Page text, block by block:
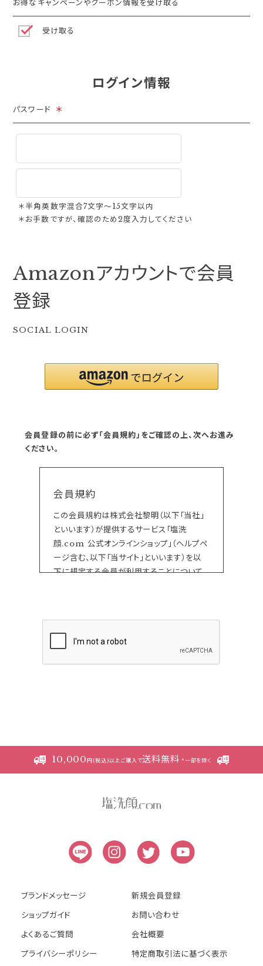
お得なキャンペーンやクーポン情報を受け取る
受け取る
ログイン情報
パスワード ＊
＊半角英数字混合7文字〜15文字以内
＊お手数ですが、確認のため2度入力してください
Amazonアカウントで会員
登録
SOCIAL LOGIN
会員登録の前に必ず「会員規約」をご確認の上、次へお進み
ください。
会員規約
この会員規約は株式会社黎明（以下「当社」
といいます）が提供するサービス「塩洗
顔.com 公式オンラインショップ」（ヘルプペ
ージ含む、以下「当サイト」といいます）を以
下に規定する会員が利用することについて
加されている諸規定は、本規約の一部を構
成しており、それらすべてを含めたものが利
用規約となっております。（ただし、一部他社
サイトとリンクするサービスについては、当サ
1. 当社は、会員の了承を得ることなく本規約
を随時変更することができるものとし、会員
はこれを承諾します。
2. 前項の変更については、当サイト上に1ヵ
月間表示した時点で、全ての会員が了承した
会員のみなさまへの通知
と判断した場合、当社は、会員に対し随時必
要な事項を通知します。
2. 前項の通知は、当サイト上に表示した時
す。
10,000円(税込)以上ご購入で送料無料 *一部を除く
ブランドメッセージ
新規会員登録
ショップガイド
お問い合わせ
よくあるご質問
会社概要
プライバシーポリシー
特定商取引法に基づく表示